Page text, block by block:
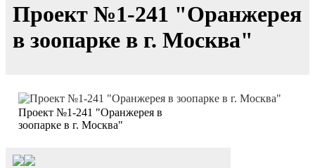
Проект №1-241 "Оранжерея
в зоопарке в г. Москва"
Проект №1-241 "Оранжерея в
зоопарке в г. Москва"